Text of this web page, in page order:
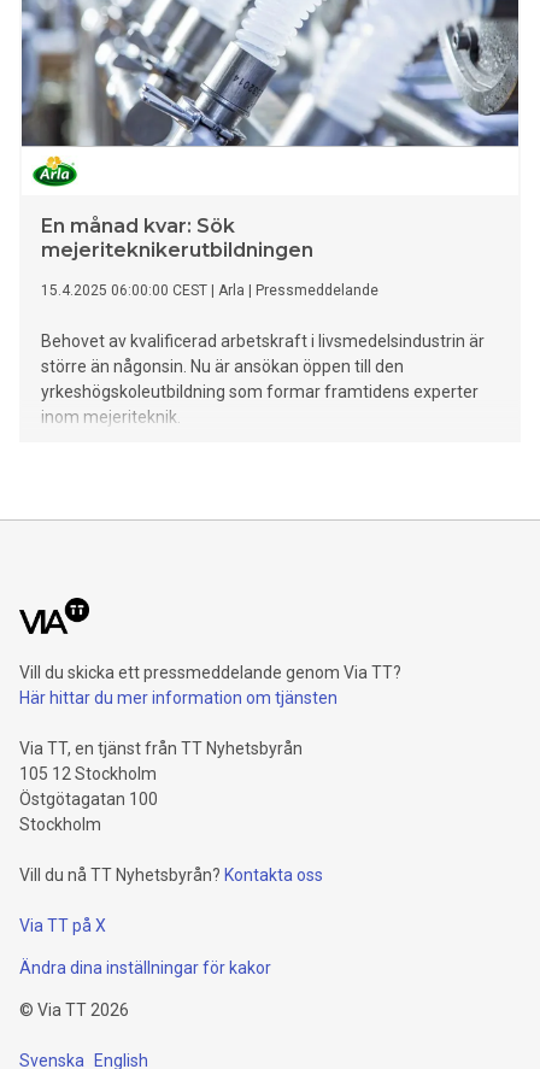
En månad kvar: Sök
mejeriteknikerutbildningen
15.4.2025 06:00:00 CEST Arla Pressmeddelande
Behovet av kvalificerad arbetskraft i livsmedelsindustrin är
större än någonsin. Nu är ansökan öppen till den
yrkeshögskoleutbildning som formar framtidens experter
inom mejeriteknik.
Vill du skicka ett pressmeddelande genom Via TT?
Här hittar du mer information om tjänsten
Via TT, en tjänst från TT Nyhetsbyrån
105 12 Stockholm
Östgötagatan 100
Stockholm
Vill du nå TT Nyhetsbyrån? Kontakta oss
Via TT på X
Ändra dina inställningar för kakor
© Via TT2026
Svenska English